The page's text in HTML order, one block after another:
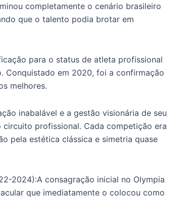
completamente o cenário brasileiro
que o talento podia brotar em
para o status de atleta profissional
Conquistado em 2020, foi a confirmação
melhores.
inabalável e a gestão visionária de seu
profissional. Cada competição era
pela estética clássica e simetria quase
2024):A consagração inicial no Olympia
que imediatamente o colocou como